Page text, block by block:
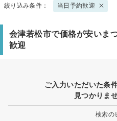
絞り込み条件： 当日予約歓迎
会津若松市で価格が安いま
歓迎
ご入力いただいた条
見つかりま
検索の